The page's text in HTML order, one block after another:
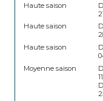
Haute saison
Haute saison
Haute saison
Moyenne saison